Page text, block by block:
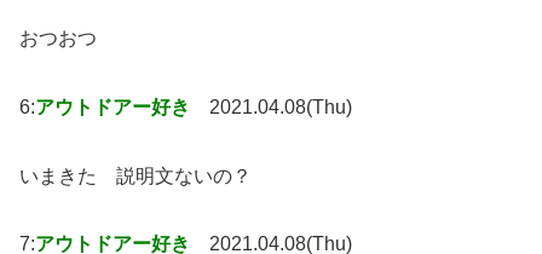
おつおつ
6:アウトドアー好き 2021.04.08(Thu)
いまきた 説明文ないの？
7:アウトドアー好き 2021.04.08(Thu)